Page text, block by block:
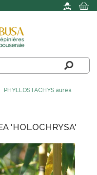
PHYLLOSTACHYS aurea
'HOLOCHRYSA'